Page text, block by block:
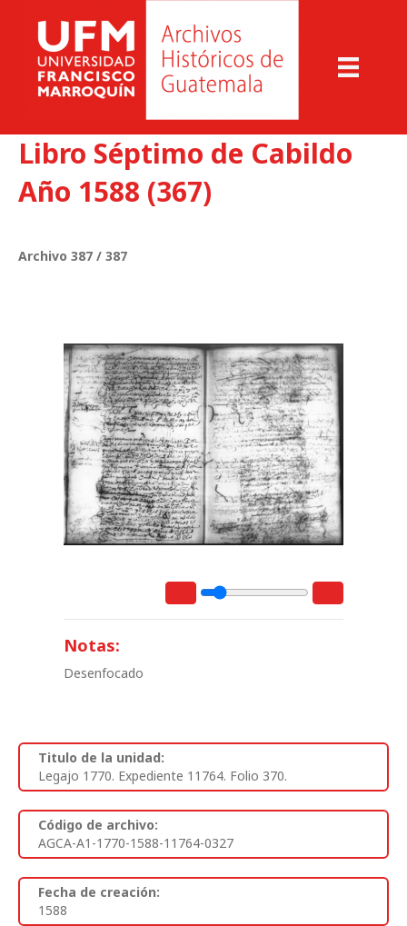
Libro Séptimo de Cabildo
Año 1588 (367)
Archivo 387 / 387
Notas:
Desenfocado
Titulo de la unidad:
Legajo 1770. Expediente 11764. Folio 370.
Código de archivo:
AGCA-A1-1770-1588-11764-0327
Fecha de creación:
1588